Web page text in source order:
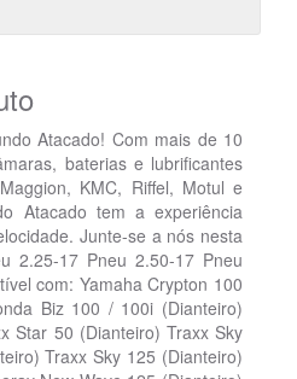
Atacado! Com mais de 10
baterias e lubrificantes
KMC, Riffel, Motul e
Atacado tem a experiência
Junte-se a nós nesta
2.25-17 Pneu 2.50-17 Pneu
com: Yamaha Crypton 100
Biz 100 / 100i (Dianteiro)
Star 50 (Dianteiro) Traxx Sky
Traxx Sky 125 (Dianteiro)